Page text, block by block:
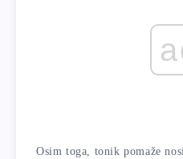
Osim toga, tonik pomaže